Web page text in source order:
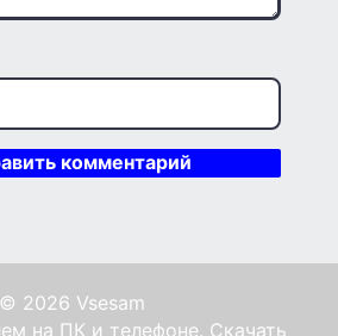
© 2026 Vsesam
на ПК и телефоне. Скачать